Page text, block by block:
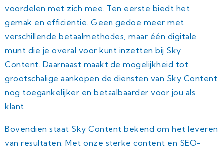
voordelen met zich mee. Ten eerste biedt het
gemak en efficiëntie. Geen gedoe meer met
verschillende betaalmethodes, maar één digitale
munt die je overal voor kunt inzetten bij Sky
Content. Daarnaast maakt de mogelijkheid tot
grootschalige aankopen de diensten van Sky Content
nog toegankelijker en betaalbaarder voor jou als
klant.
Bovendien staat Sky Content bekend om het leveren
van resultaten. Met onze sterke content en SEO-